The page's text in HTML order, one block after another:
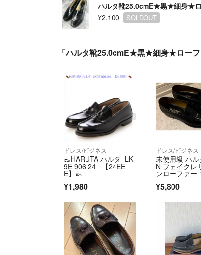
ハルタ靴25.0cmE★黒★細身★
¥2,100
SOLDOUT
「ハルタ靴25.0cmE★黒★細身★ロー
ドレス/ビジネス
👞HARUTA ハルタ LK
9E 906 24 【24EE
E】👞
¥1,980
ドレス/ビジネス
未使用級 ハル
N フェイクレ
ンローファー
¥5,800